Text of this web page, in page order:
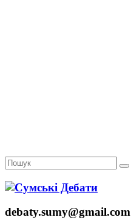
debaty.sumy@gmail.com